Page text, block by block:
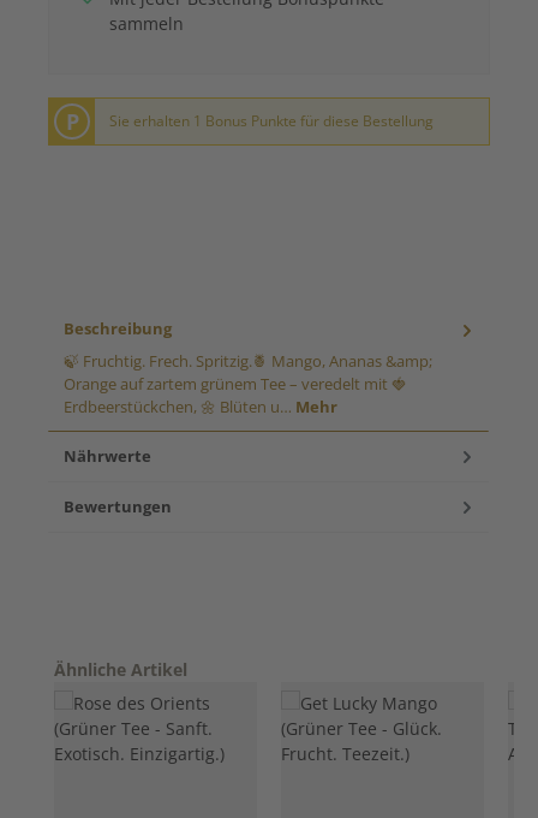
sammeln
P Sie erhalten 1 Bonus Punkte für diese Bestellung
Beschreibung
🍃 Fruchtig. Frech. Spritzig.🍍 Mango, Ananas &amp;
Orange auf zartem grünem Tee – veredelt mit 🍓
Erdbeerstückchen, 🌼 Blüten u… Mehr
Nährwerte
Bewertungen
Produktgalerie überspringen
Ähnliche Artikel